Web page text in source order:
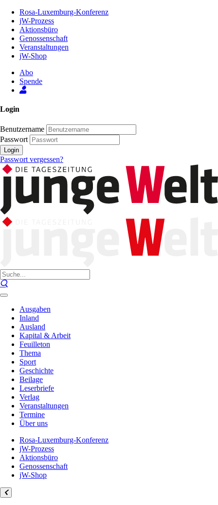
Inhalt
Seite
Rosa-Luxemburg-Konferenz
jW-Prozess
Aktionsbüro
Genossenschaft
Veranstaltungen
jW-Shop
Abo
Spende
Login
Benutzername
Passwort
Login
Passwort vergessen?
Ausgaben
Inland
Ausland
Kapital & Arbeit
Feuilleton
Thema
Sport
Geschichte
Beilage
Leserbriefe
Verlag
Veranstaltungen
Termine
Über uns
Rosa-Luxemburg-Konferenz
jW-Prozess
Aktionsbüro
Genossenschaft
jW-Shop